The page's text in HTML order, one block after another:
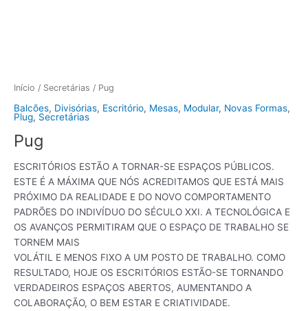
Início / Secretárias / Pug
Balcões, Divisórias, Escritório, Mesas, Modular, Novas Formas,
Plug, Secretárias
Pug
ESCRITÓRIOS ESTÃO A TORNAR-SE ESPAÇOS PÚBLICOS.
ESTE É A MÁXIMA QUE NÓS ACREDITAMOS QUE ESTÁ MAIS
PRÓXIMO DA REALIDADE E DO NOVO COMPORTAMENTO
PADRÕES DO INDIVÍDUO DO SÉCULO XXI. A TECNOLÓGICA E
OS AVANÇOS PERMITIRAM QUE O ESPAÇO DE TRABALHO SE
TORNEM MAIS
VOLÁTIL E MENOS FIXO A UM POSTO DE TRABALHO. COMO
RESULTADO, HOJE OS ESCRITÓRIOS ESTÃO-SE TORNANDO
VERDADEIROS ESPAÇOS ABERTOS, AUMENTANDO A
COLABORAÇÃO, O BEM ESTAR E CRIATIVIDADE.